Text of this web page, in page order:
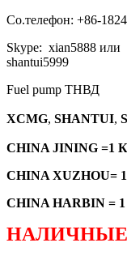
Со.телефон: +86-
Skype: xian5888 или
shantui5999
Fuel pump ТНВД
XCMG, SHANTUI,
CHINA JINING
CHINA
CHINA HARBIN
НАЛИЧНЫЕ